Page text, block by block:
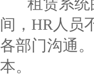
间，HR人员
各部门沟通
本。